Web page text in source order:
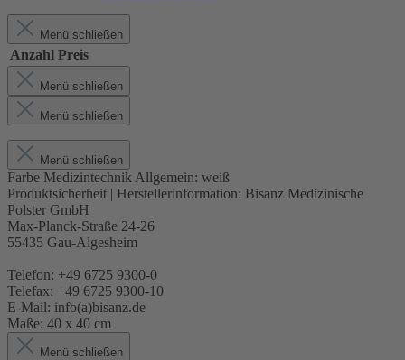
Menü schließen
Anzahl Preis
Menü schließen
Menü schließen
Menü schließen
Farbe Medizintechnik Allgemein: weiß
Produktsicherheit | Herstellerinformation: Bisanz Medizinische
Polster GmbH
Max-Planck-Straße 24-26
55435 Gau-Algesheim
Telefon: +49 6725 9300-0
Telefax: +49 6725 9300-10
E-Mail: info(a)bisanz.de
Maße: 40 x 40 cm
Menü schließen